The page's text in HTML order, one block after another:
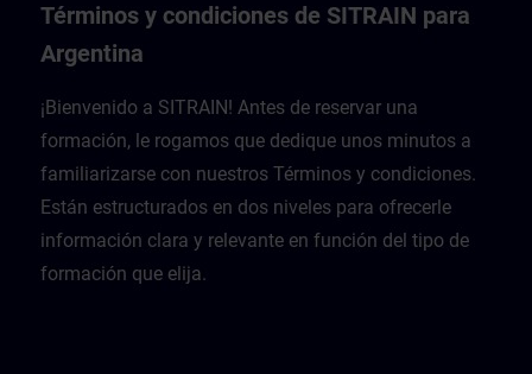
Términos y condiciones de SITRAIN para
Argentina
¡Bienvenido a SITRAIN! Antes de reservar una
formación, le rogamos que dedique unos minutos a
familiarizarse con nuestros Términos y condiciones.
Están estructurados en dos niveles para ofrecerle
información clara y relevante en función del tipo de
formación que elija.